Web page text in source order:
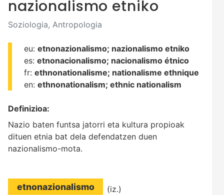
nazionalismo etniko
Soziologia, Antropologia
eu: etnonazionalismo; nazionalismo etniko
es: etnonacionalismo; nacionalismo étnico
fr: ethnonationalisme; nationalisme ethnique
en: ethnonationalism; ethnic nationalism
Definizioa:
Nazio baten funtsa jatorri eta kultura propioak
dituen etnia bat dela defendatzen duen
nazionalismo-mota.
etnonazionalismo (iz.)